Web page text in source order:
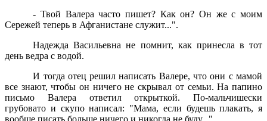
- Твой Валера часто пишет? Как он? Он же с моим
Сережей теперь в Афганистане служит...".
Надежда Васильевна не помнит, как принесла в тот
день ведра с водой.
И тогда отец решил написать Валере, что они с мамой
все знают, чтобы он ничего не скрывал от семьи. На папино
письмо Валера ответил открыткой. По-мальчишески
грубовато и скупо написал: "Мама, если будешь плакать, я